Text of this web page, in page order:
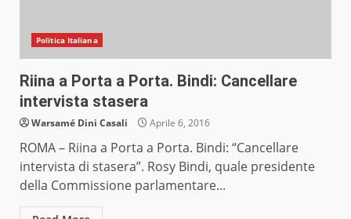
Politica Italiana
Riina a Porta a Porta. Bindi: Cancellare
intervista stasera
Warsamé Dini Casali Aprile 6, 2016
ROMA – Riina a Porta a Porta. Bindi: “Cancellare
intervista di stasera”. Rosy Bindi, quale presidente
della Commissione parlamentare...